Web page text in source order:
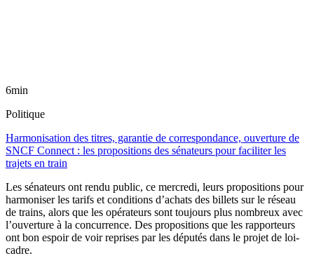
6min
Politique
Harmonisation des titres, garantie de correspondance, ouverture de
SNCF Connect : les propositions des sénateurs pour faciliter les
trajets en train
Les sénateurs ont rendu public, ce mercredi, leurs propositions pour
harmoniser les tarifs et conditions d’achats des billets sur le réseau
de trains, alors que les opérateurs sont toujours plus nombreux avec
l’ouverture à la concurrence. Des propositions que les rapporteurs
ont bon espoir de voir reprises par les députés dans le projet de loi-
cadre.